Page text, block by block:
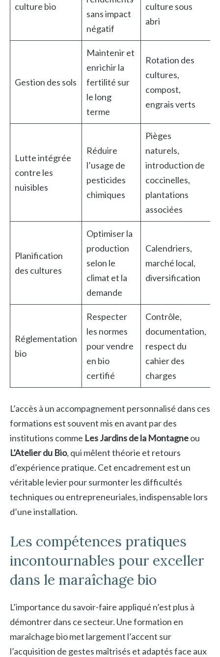
culture bio
sans impact
négatif
culture sous
abri
Gestion des sols
Maintenir et
enrichir la
fertilité sur
le long
terme
Rotation des
cultures,
compost,
engrais verts
Lutte intégrée
contre les
nuisibles
Réduire
l’usage de
pesticides
chimiques
Pièges
naturels,
introduction de
coccinelles,
plantations
associées
Planification
des cultures
Optimiser la
production
selon le
climat et la
demande
Calendriers,
marché local,
diversification
Réglementation
bio
Respecter
les normes
pour vendre
en bio
certifié
Contrôle,
documentation,
respect du
cahier des
charges
L’accès à un accompagnement personnalisé dans ces
formations est souvent mis en avant par des
institutions comme Les Jardins de la Montagneou
L’Atelier du Bio, qui mêlent théorie et retours
d’expérience pratique. Cet encadrement est un
véritable levier pour surmonter les difficultés
techniques ou entrepreneuriales, indispensable lors
d’une installation.
Les compétences pratiques
incontournables pour exceller
dans le maraîchage bio
L’importance du savoir-faire appliqué n’est plus à
démontrer dans ce secteur. Une formation en
maraîchage bio met largement l’accent sur
l’acquisition de gestes maîtrisés et adaptés face aux